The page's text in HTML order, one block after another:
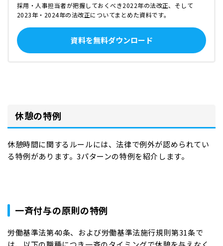
採用・人事担当者が把握しておくべき2022年の法改正、そして
2023年・2024年の法改正についてまとめた資料です。
資料を無料ダウンロード
休憩の特例
休憩時間に関するルールには、法律で例外が認められてい
る特例があります。3パターンの特例を紹介します。
一斉付与の原則の特例
労働基準法第40条、および労働基準法施行規則第31条で